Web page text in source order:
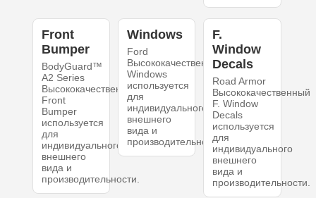
Front
Bumper
BodyGuard™
A2 Series
Высококачественный
Front
Bumper
используется
для
индивидуального
внешнего
вида и
производительности.
Windows
Ford
Высококачественный
Windows
используется
для
индивидуального
внешнего
вида и
производительности.
F.
Window
Decals
Road Armor
Высококачественный
F. Window
Decals
используется
для
индивидуального
внешнего
вида и
производительности.